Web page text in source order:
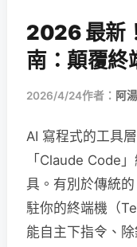
2026 最新
南：顛覆終
2026/4/24作者： 阿湯
AI 寫程式的工具
「Claude Code
具。有別於傳統
駐你的終端機（
能自主下指令、